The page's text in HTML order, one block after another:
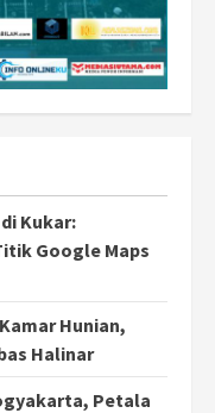
Kukar:
Google Maps
Hunian,
Halinar
Petala